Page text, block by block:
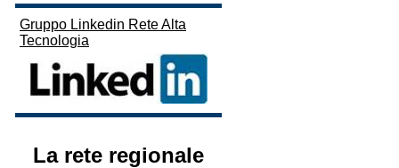
Gruppo Linkedin Rete Alta
Tecnologia
La rete regionale